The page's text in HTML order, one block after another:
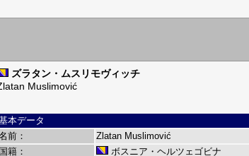
ズラタン・ムスリモヴィッチ
Muslimović
本データ
前：
Zlatan Muslimović
国籍：
ボスニア・ヘルツェゴビナ